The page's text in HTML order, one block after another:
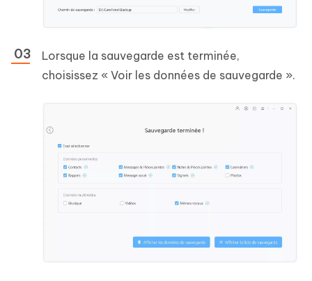
Lorsque la sauvegarde est terminée,
choisissez « Voir les données de sauvegarde ».